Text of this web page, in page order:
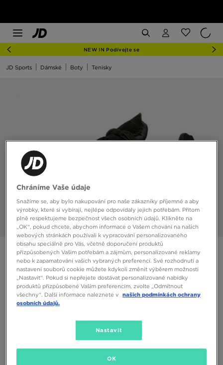
NEW IN Podívejte se
JD Sports Dámské Boty Tenisky
NIKE FONTANKA WAFFLE
1390 Kč
Dostupné Barvy
Chráníme Vaše údaje
Snažíme se, aby bylo nakupování pro naše zákazníky příjemné a aby
výrobky, které si vybírají, nejlépe odpovídaly jejich potřebám. Přitom
plně respektujeme bezpečnost všech osobních údajů. Klikněte na
„OK“, pokud chcete, abychom informace o Vašem chování na našich
webových stránkách používali k vypracování personalizovaného
obsahu speciálně pro Vás, včetně doporučení produktů
přizpůsobených Vašim potřebám a zájmům, personalizované reklamy
nebo k zapamatování vašich vybraných preferencí. Své rozhodnutí a
nastavení souborů cookie můžete kdykoli změnit výběrem možnosti
„Nastavit“. Pokud si nepřejete dostávat personalizované nabídky
produktů přizpůsobené Vašim preferencím, zvolte „Odmítnout
všechny“. Další informace naleznete v našich podmínkách ochrany
osobních údajů.
Nastavit
OK